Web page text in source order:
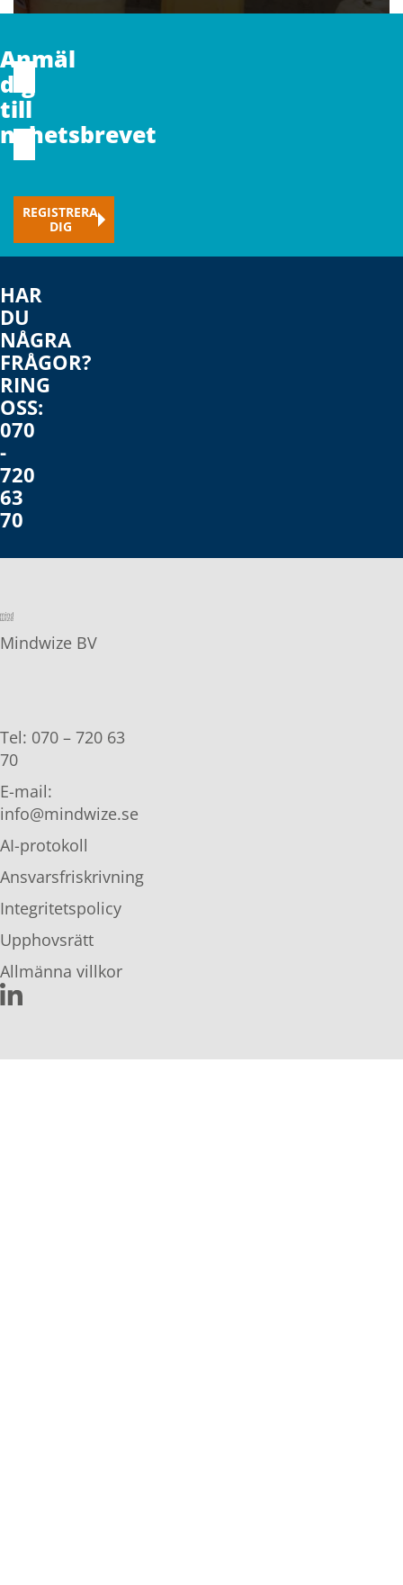
Anmäl
dig
till
nyhetsbrevet
CAPTCHA
Förnamn
E-
REGISTRERA
DIG
HAR
DU
NÅGRA
FRÅGOR?
RING
OSS:
070
-
720
63
70
Mindwize BV
Tel: 070 – 720 63
70
E-mail:
info@mindwize.se
AI-protokoll
Ansvarsfriskrivning
Integritetspolicy
Upphovsrätt
Allmänna villkor